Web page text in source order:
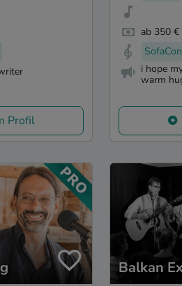
Profil
ab 350 €
i hope
warm
Balkan